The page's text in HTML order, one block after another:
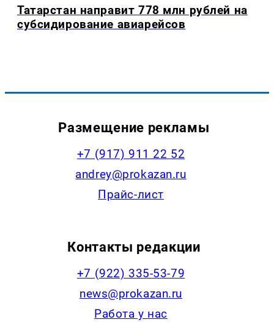
Татарстан направит 778 млн рублей на
субсидирование авиарейсов
Размещение рекламы
+7 (917) 911 22 52
andrey@prokazan.ru
Прайс-лист
Контакты редакции
+7 (922) 335-53-79
news@prokazan.ru
Работа у нас